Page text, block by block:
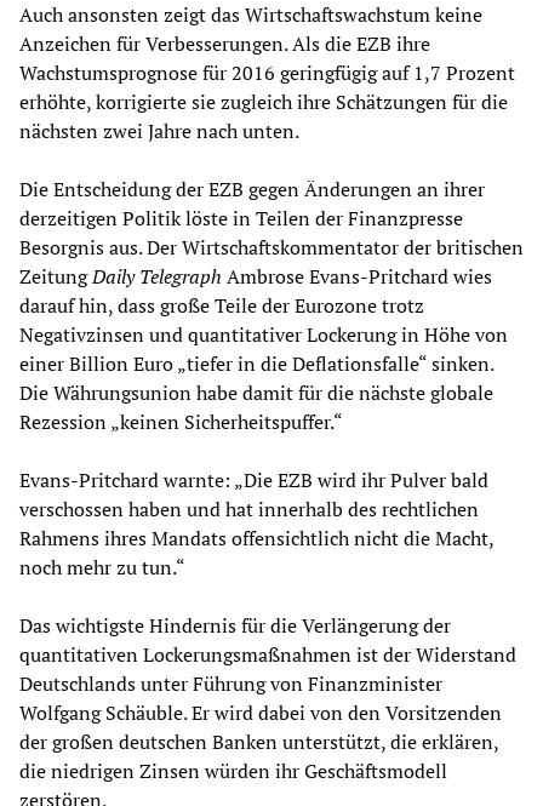
Auch ansonsten zeigt das Wirtschaftswachstum keine
Anzeichen für Verbesserungen. Als die EZB ihre
Wachstumsprognose für 2016 geringfügig auf 1,7 Prozent
erhöhte, korrigierte sie zugleich ihre Schätzungen für die
nächsten zwei Jahre nach unten.
Die Entscheidung der EZB gegen Änderungen an ihrer
derzeitigen Politik löste in Teilen der Finanzpresse
Besorgnis aus. Der Wirtschaftskommentator der britischen
ZeitungDaily Telegraph Ambrose Evans-Pritchard wies
darauf hin, dass große Teile der Eurozone trotz
Negativzinsen und quantitativer Lockerung in Höhe von
einer Billion Euro „tiefer in die Deflationsfalle“ sinken.
Die Währungsunion habe damit für die nächste globale
Rezession „keinen Sicherheitspuffer.“
Evans-Pritchard warnte: „Die EZB wird ihr Pulver bald
verschossen haben und hat innerhalb des rechtlichen
Rahmens ihres Mandats offensichtlich nicht die Macht,
noch mehr zu tun.“
Das wichtigste Hindernis für die Verlängerung der
quantitativen Lockerungsmaßnahmen ist der Widerstand
Deutschlands unter Führung von Finanzminister
Wolfgang Schäuble. Er wird dabei von den Vorsitzenden
der großen deutschen Banken unterstützt, die erklären,
die niedrigen Zinsen würden ihr Geschäftsmodell
zerstören.